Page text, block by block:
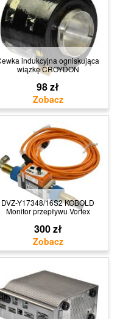
indukcyjna ogniskująca
wiązkę CROYDON
98 zł
DVZ-Y17348/16S2 KOBOLD
Monitor przepływu Vortex
300 zł